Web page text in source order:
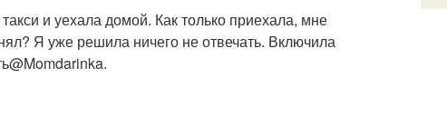
и уехала домой. Как только приехала, мне
Я уже решила ничего не отвечать. Включила